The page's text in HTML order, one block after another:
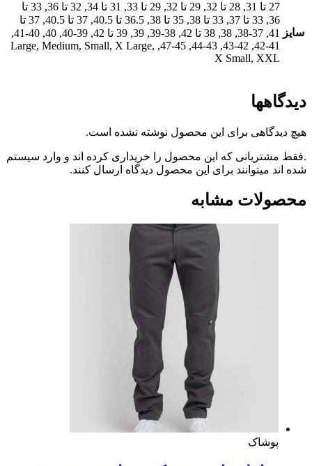
27 تا 31, 28 تا 32, 29 تا 32, 29 تا 33, 31 تا 34, 32 تا 36, 33 تا
36, 33 تا 37, 33 تا 38, 35 تا 38, 36.5 تا 40.5, 37 تا 40.5, 37 تا
41, 37-38, 38, 38 تا 42, 38-39, 39, 39 تا 42, 39-40, 40, 40-41,
41-42, 42-43, 43-44, 45-47, Large, Medium, Small, X Large,
X Small,
برای این محصول نوشته نشده است.
که این محصول را خریداری کرده اند و وارد سیستم
برای این محصول دیدگاه ارسال کنند.
مشابه